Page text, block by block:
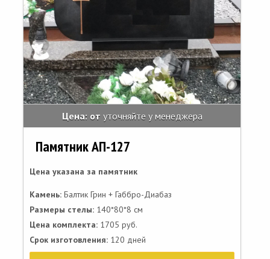
Цена: от уточняйте у менеджера
Памятник АП-127
Цена указана за памятник
Камень: Балтик Грин + Габбро-Диабаз
Размеры стелы: 140*80*8 см
Цена комплекта: 1705 руб.
Срок изготовления: 120 дней